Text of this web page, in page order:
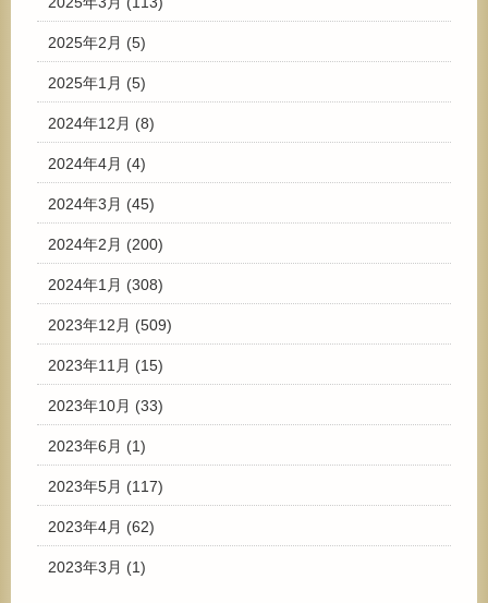
2025年2月 (5)
2025年1月 (5)
2024年12月 (8)
2024年4月 (4)
2024年3月 (45)
2024年2月 (200)
2024年1月 (308)
2023年12月 (509)
2023年11月 (15)
2023年10月 (33)
2023年6月 (1)
2023年5月 (117)
2023年4月 (62)
2023年3月 (1)